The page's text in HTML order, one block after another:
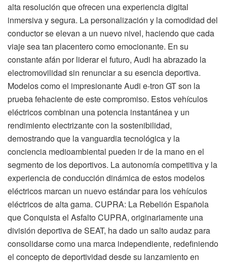
alta resolución que ofrecen una experiencia digital
inmersiva y segura. La personalización y la comodidad del
conductor se elevan a un nuevo nivel, haciendo que cada
viaje sea tan placentero como emocionante. En su
constante afán por liderar el futuro, Audi ha abrazado la
electromovilidad sin renunciar a su esencia deportiva.
Modelos como el impresionante Audi e-tron GT son la
prueba fehaciente de este compromiso. Estos vehículos
eléctricos combinan una potencia instantánea y un
rendimiento electrizante con la sostenibilidad,
demostrando que la vanguardia tecnológica y la
conciencia medioambiental pueden ir de la mano en el
segmento de los deportivos. La autonomía competitiva y la
experiencia de conducción dinámica de estos modelos
eléctricos marcan un nuevo estándar para los vehículos
eléctricos de alta gama. CUPRA: La Rebelión Española
que Conquista el Asfalto CUPRA, originariamente una
división deportiva de SEAT, ha dado un salto audaz para
consolidarse como una marca independiente, redefiniendo
el concepto de deportividad desde su lanzamiento en